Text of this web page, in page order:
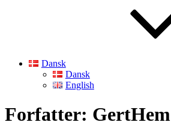
Dansk
Dansk
English
Forfatter: GertHem